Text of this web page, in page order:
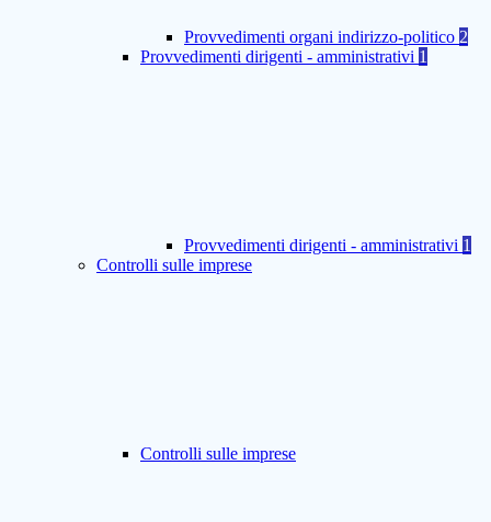
Provvedimenti organi indirizzo-politico 2
Provvedimenti dirigenti - amministrativi 1
Provvedimenti dirigenti - amministrativi 1
Controlli sulle imprese
Controlli sulle imprese